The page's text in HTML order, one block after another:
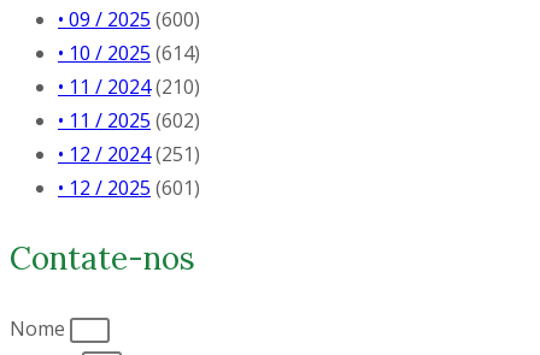
• 09 / 2025 (600)
• 10 / 2025 (614)
• 11 / 2024(210)
• 11 / 2025 (602)
• 12 / 2024(251)
• 12 / 2025 (601)
Contate-nos
Nome